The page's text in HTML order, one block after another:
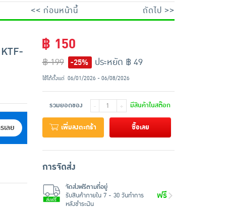
<< ก่อนหน้านี้ ถัดไป >>
เลย
฿ 150
฿ 199 -25% ประหยัด ฿ 49
ใช้ได้ตั้งแต่ 06/01/2026 - 06/08/2026
รวมยอดของ - + มีสินค้าในสต๊อก
เพิ่มลงตะกร้า ซื้อเลย
การจัดส่ง
จัดส่งฟรีตามที่อยู่
รับสินค้าภายใน 7 - 30 วันทำการ
หลังชำระเงิน
ฟรี